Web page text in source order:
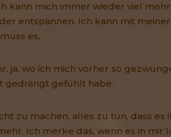
kann mich immer wieder viel
entspannen. Ich kann mit
es,
ja, wo ich mich vorher so
gedrängt gefühlt habe.
zu machen, alles zu tun, dass es
Ich merke das, wenn es in mir